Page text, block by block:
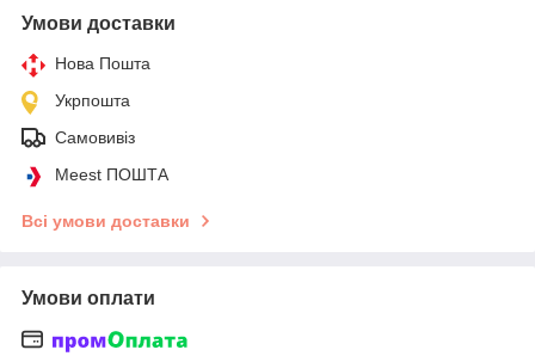
Умови доставки
Нова Пошта
Укрпошта
Самовивіз
Meest ПОШТА
Всі умови доставки
Умови оплати